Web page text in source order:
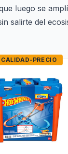
luego se
salirte del
PRECIO